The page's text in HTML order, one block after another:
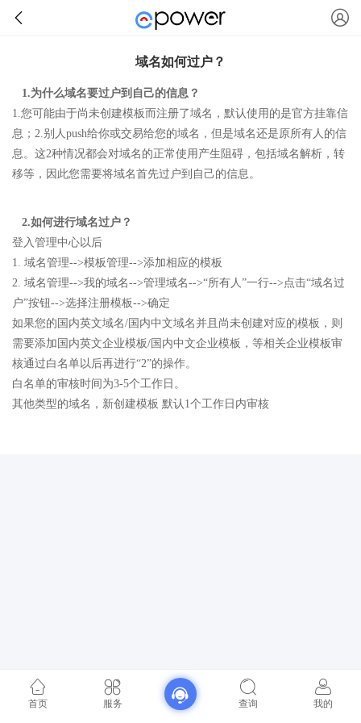
域名如何过户？
1.为什么域名要过户到自己的信息？
1.您可能由于尚未创建模板而注册了域名，默认使用的是官方挂靠信
息；2.别人push给你或交易给您的域名，但是域名还是原所有人的信
息。这2种情况都会对域名的正常使用产生阻碍，包括域名解析，转
移等，因此您需要将域名首先过户到自己的信息。
2.如何进行域名过户？
登入管理中心以后
1. 域名管理-->模板管理-->添加相应的模板
2. 域名管理-->我的域名-->管理域名-->“所有人”一行-->点击“域名过
户”按钮-->选择注册模板-->确定
如果您的国内英文域名/国内中文域名并且尚未创建对应的模板，则
需要添加国内英文企业模板/国内中文企业模板，等相关企业模板审
核通过白名单以后再进行“2”的操作。
白名单的审核时间为3-5个工作日。
其他类型的域名，新创建模板 默认1个工作日内审核
首页 服务 查询 我的